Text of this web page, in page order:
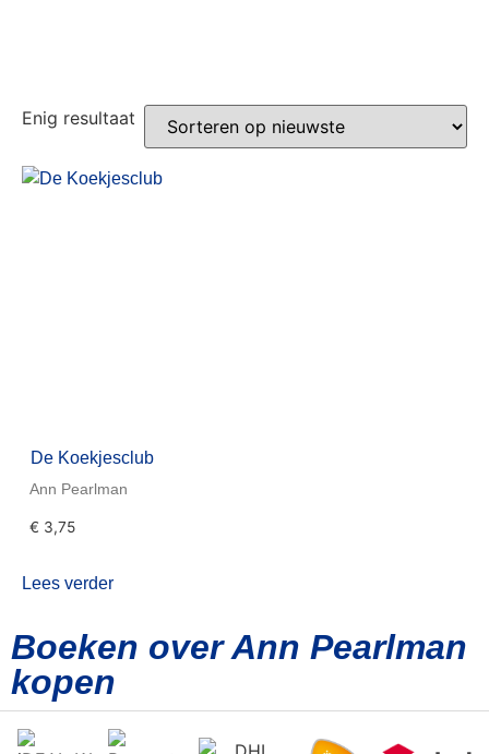
Enig resultaat
De Koekjesclub
Ann Pearlman
€ 3,75
Lees verder
Boeken over Ann Pearlman
kopen